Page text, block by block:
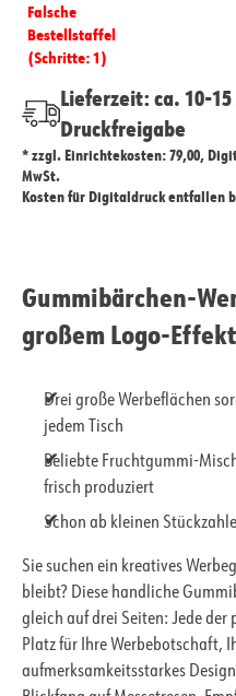
Falsche
Bestellstaffel
(Schritte: 1)
Lieferzeit: ca. 10-
Druckfreigabe
* zzgl. Einrichtekosten: 79,00,
MwSt.
Kosten für Digitaldruck entfallen
Gummibärchen-
großem Logo-Effekt
Drei große Werbeflächen
jedem Tisch
Beliebte Fruchtgummi-
frisch produziert
Schon ab kleinen
Sie suchen ein kreatives
bleibt? Diese handliche
gleich auf drei Seiten: Jede
Platz für Ihre Werbebotschaft,
aufmerksamkeitsstarkes